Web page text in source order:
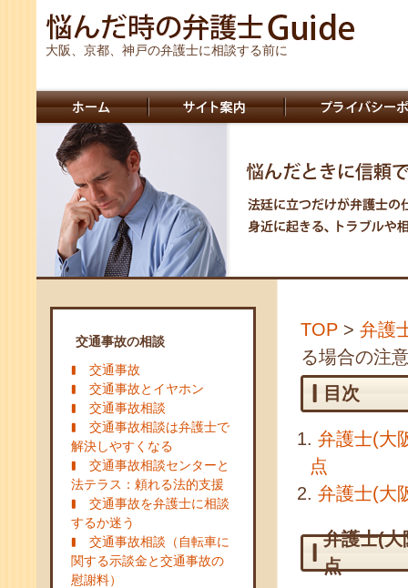
大阪、京都、神戸の弁護士に相談する前に
交通事故の相談
交通事故
交通事故とイヤホン
交通事故相談
交通事故相談は弁護士で
解決しやすくなる
交通事故相談センターと
法テラス：頼れる法的支援
交通事故を弁護士に相談
するか迷う
交通事故相談（自転車に
関する示談金と交通事故の
慰謝料）
TOP > 弁護
る場合の注
目次
弁護士(大
点
弁護士(大
弁護士(大
点